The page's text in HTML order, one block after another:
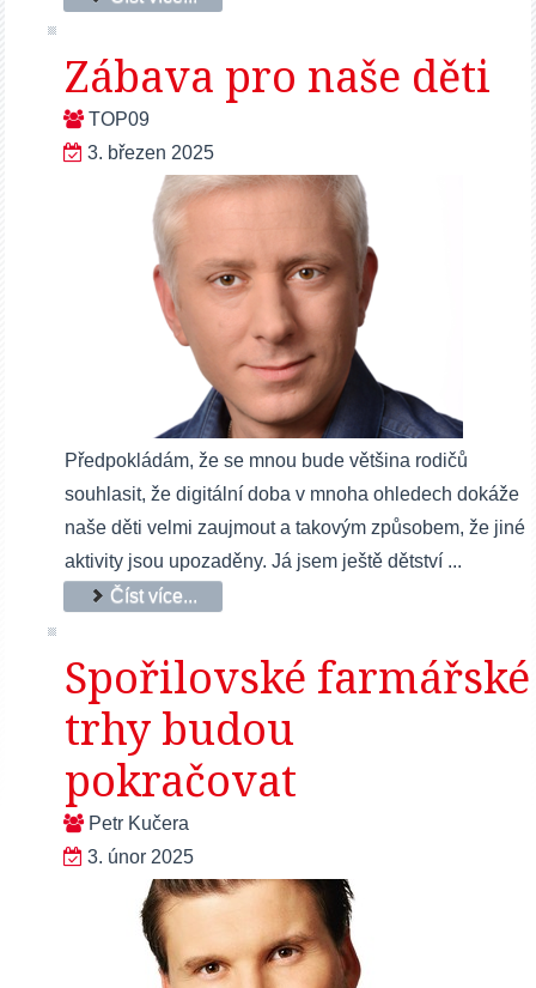
Zábava pro naše děti
TOP09
3. březen 2025
Předpokládám, že se mnou bude většina rodičů
souhlasit, že digitální doba v mnoha ohledech dokáže
naše děti velmi zaujmout a takovým způsobem, že jiné
aktivity jsou upozaděny. Já jsem ještě dětství ...
Číst více...
Spořilovské farmářské
trhy budou
pokračovat
Petr Kučera
3. únor 2025